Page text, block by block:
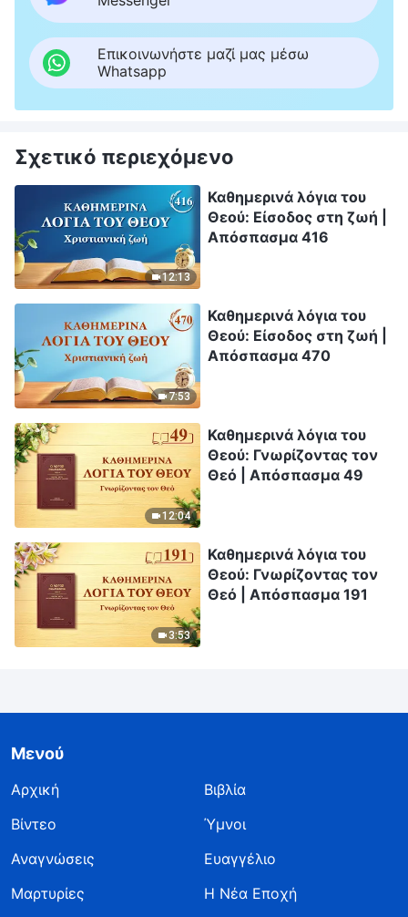
Επικοινωνήστε μαζί μας μέσω
Whatsapp
Σχετικό περιεχόμενο
12:13
Καθημερινά λόγια του
Θεού: Είσοδος στη ζωή |
Απόσπασμα 416
7:53
Καθημερινά λόγια του
Θεού: Είσοδος στη ζωή |
Απόσπασμα 470
12:04
Καθημερινά λόγια του
Θεού: Γνωρίζοντας τον
Θεό | Απόσπασμα 49
3:53
Καθημερινά λόγια του
Θεού: Γνωρίζοντας τον
Θεό | Απόσπασμα 191
Μενού
Αρχική
Βιβλία
Βίντεο
Ύμνοι
Αναγνώσεις
Ευαγγέλιο
Μαρτυρίες
Η Νέα Εποχή